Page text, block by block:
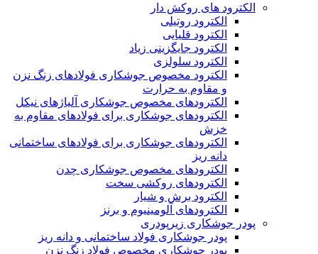
الکترود های روکش دار
الکترود روتیلی
الکترود قلیایی
الکترود جایگزینی زیاد
الکترود سلولزی
الکترود مخصوص جوشکاری فولادهای زنگ نزن
و مقاوم به حرارت
الکترودهای مخصوص جوشکاری آلیاژهای نیکل
الکترودهای جوشکاری برای فولادهای مقاوم به
خزش
الکترودهای جوشکاری برای فولادهای ساختمانی
دانه ریز
الکترودهای مخصوص جوشکاری چدن
الکترودهای روکشی سخت
الکترود برش و شیار
الکترودهای آلومینیوم و برنز
پودر جوشکاری زیرپودری
پودر جوشکاری فولاد ساختمانی و دانه ریز
پودر جوشکاری مخصوص فولاد زنگ نزن